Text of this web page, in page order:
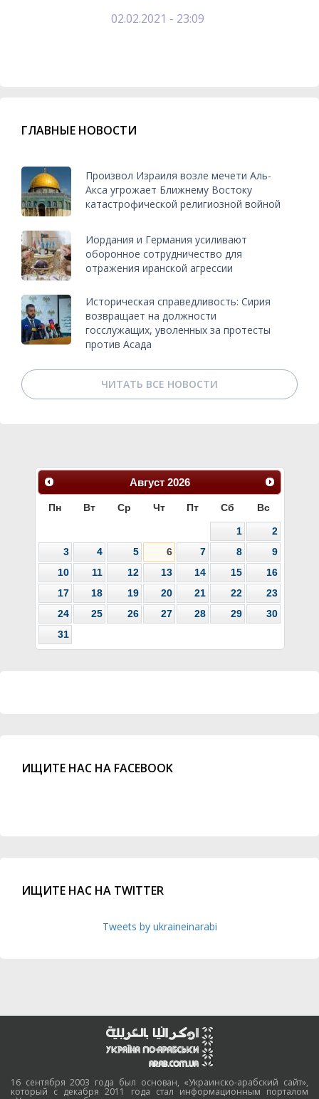
02.02.2021 - 23:09
ГЛАВНЫЕ НОВОСТИ
Произвол Израиля возле мечети Аль-
Акса угрожает Ближнему Востоку
катастрофической религиозной войной
Иордания и Германия усиливают
оборонное сотрудничество для
отражения иранской агрессии
Историческая справедливость: Сирия
возвращает на должности
госслужащих, уволенных за протесты
против Асада
ЧИТАТЬ ВСЕ НОВОСТИ
Август 2026
Пн Вт Ср Чт Пт Сб Вс
1
2
3
4 5 6 7 8
9
10
11 12 13 14 15
16
17
18 19 20 21 22
23
24
25 26 27 28 29
30
31
ИЩИТЕ НАС НА FACEBOOK
ИЩИТЕ НАС НА TWITTER
Tweets by ukraineinarabi
16 сентября 2003 года был основан, «Украинско-арабский сайт»,
который с декабря 2011 года стал информационным порталом